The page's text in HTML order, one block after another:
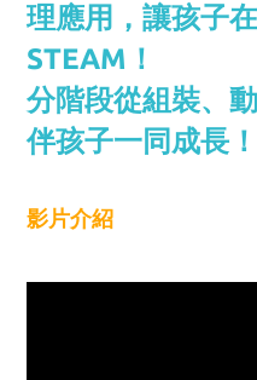
理應用，讓孩子
STEAM！
分階段從組裝、
伴孩子一同成長！
影片介紹